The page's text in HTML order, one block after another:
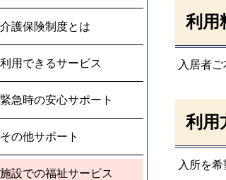
介護保険制度とは
利用できるサービス
緊急時の安心サポート
その他サポート
施設での福祉サービス
利用
入居者
利用
入所を